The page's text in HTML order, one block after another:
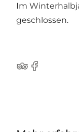
Im
geschlossen.
Tripadvisor
Facebook